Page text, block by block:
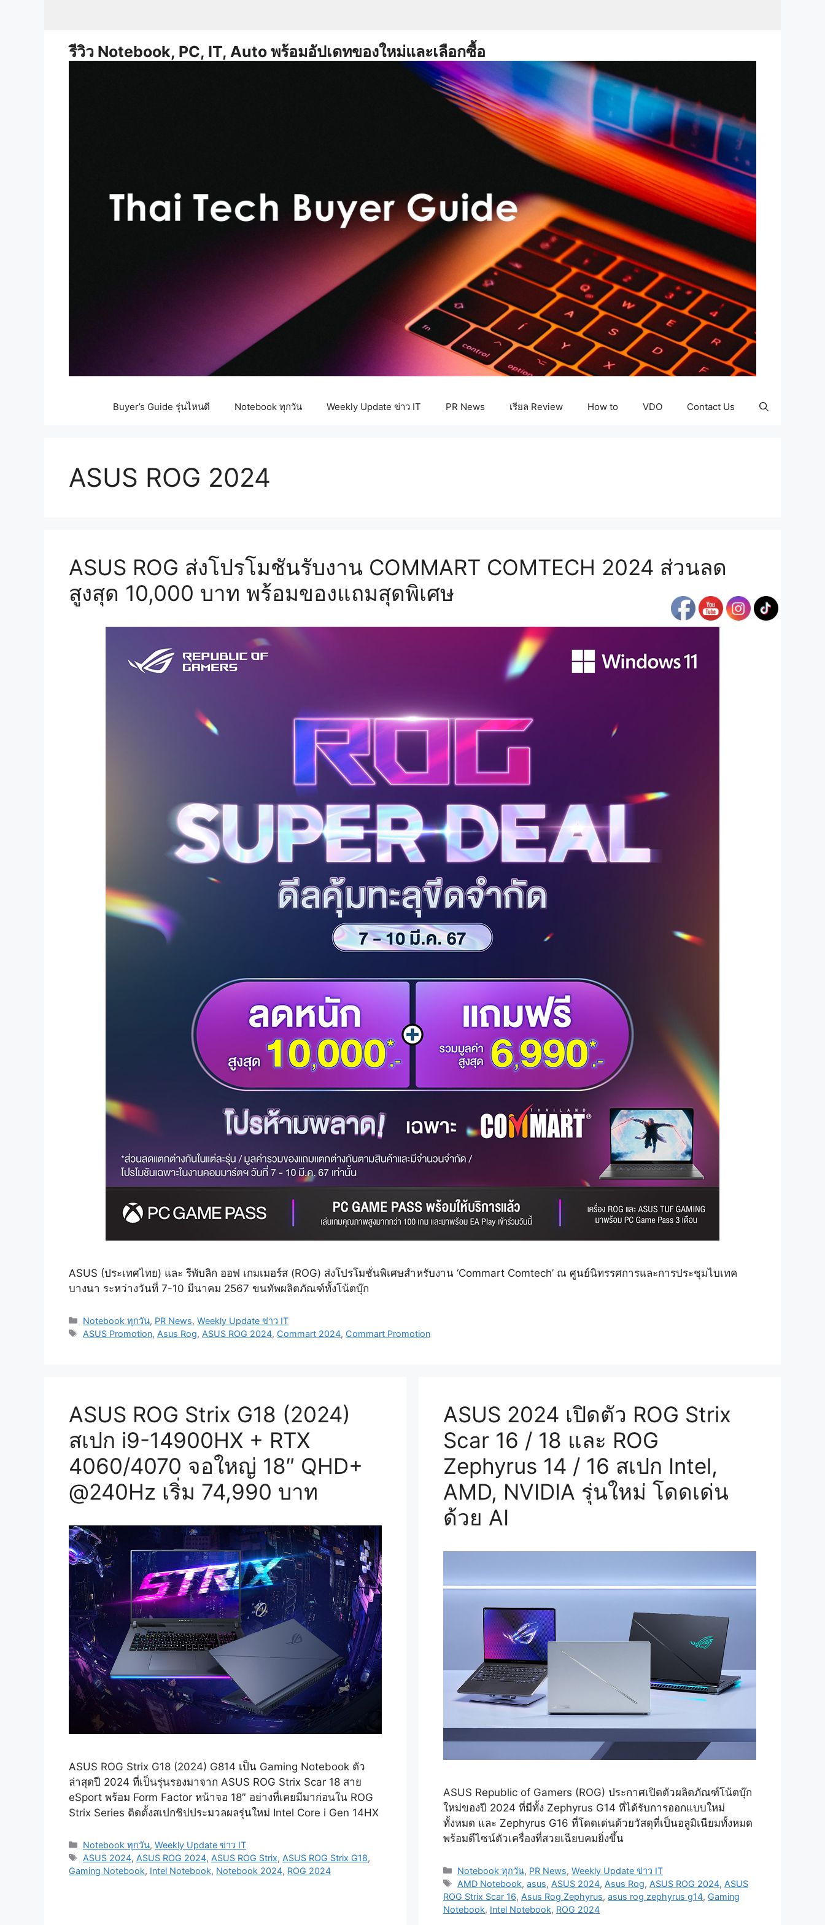
รีวิว Notebook, PC, IT, Auto พร้อมอัปเดทของใหม่และเลือกซื้อ
Buyer’s Guide รุ่นไหนดี Notebook ทุกวัน Weekly Update ข่าว IT PR News เรียล Review How to VDO Contact Us
ASUS ROG 2024
ASUS ROG ส่งโปรโมชันรับงาน COMMART COMTECH 2024 ส่วนลด
สูงสุด 10,000 บาท พร้อมของแถมสุดพิเศษ
ASUS (ประเทศไทย) และ รีพับลิก ออฟ เกมเมอร์ส (ROG) ส่งโปรโมชั่นพิเศษสำหรับงาน ‘Commart Comtech’ ณ ศูนย์นิทรรศการและการประชุมไบเทค
บางนา ระหว่างวันที่ 7-10 มีนาคม 2567 ขนทัพผลิตภัณฑ์ทั้งโน้ตบุ๊ก
Categories
Notebook ทุกวัน, PR News,Weekly Update ข่าว IT
Tags
ASUS Promotion, Asus Rog, ASUS ROG 2024, Commart 2024, Commart Promotion
ASUS ROG Strix G18 (2024)
สเปก i9-14900HX + RTX
4060/4070 จอใหญ่ 18″ QHD+
@240Hz เริ่ม 74,990 บาท
ASUS ROG Strix G18 (2024) G814 เป็น Gaming Notebook ตัว
ล่าสุดปี 2024 ที่เป็นรุ่นรองมาจาก ASUS ROG Strix Scar 18 สาย
eSport พร้อม Form Factor หน้าจอ 18″ อย่างที่เคยมีมาก่อนใน ROG
Strix Series ติดตั้งสเปกชิปประมวลผลรุ่นใหม่ Intel Core i Gen 14HX
Categories
Notebook ทุกวัน,Weekly Update ข่าว IT
Tags
ASUS 2024, ASUS ROG 2024, ASUS ROG Strix, ASUS ROG Strix G18,
Gaming Notebook, Intel Notebook, Notebook 2024, ROG 2024
ASUS 2024 เปิดตัว ROG Strix
Scar 16 / 18 และ ROG
Zephyrus 14 / 16 สเปก Intel,
AMD, NVIDIA รุ่นใหม่ โดดเด่น
ด้วย AI
ASUS Republic of Gamers (ROG) ประกาศเปิดตัวผลิตภัณฑ์โน้ตบุ๊ก
ใหม่ของปี 2024 ที่มีทั้ง Zephyrus G14 ที่ได้รับการออกแบบใหม่
ทั้งหมด และ Zephyrus G16 ที่โดดเด่นด้วยวัสดุที่เป็นอลูมิเนียมทั้งหมด
พร้อมดีไซน์ตัวเครื่องที่สวยเฉียบคมยิ่งขึ้น
Categories
Notebook ทุกวัน, PR News,Weekly Update ข่าว IT
Tags
AMD Notebook,asus, ASUS 2024, Asus Rog, ASUS ROG 2024, ASUS
ROG Strix Scar 16, Asus Rog Zephyrus, asus rog zephyrus g14, Gaming
Notebook, Intel Notebook, ROG 2024